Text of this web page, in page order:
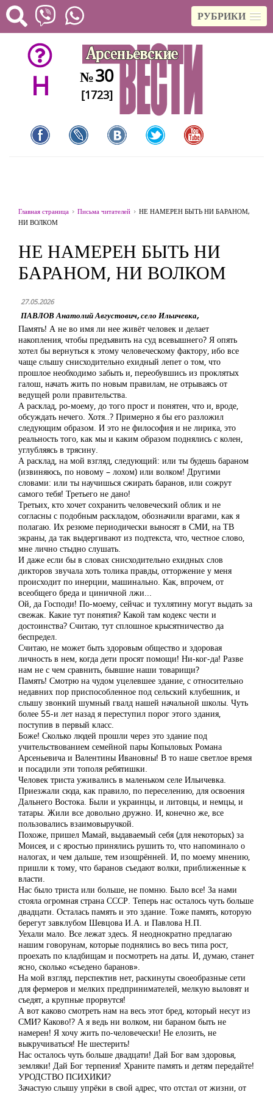
РУБРИКИ
H №30
[1723]
Главная страница Письма читателей
НЕ НАМЕРЕН БЫТЬ НИ БАРАНОМ,
НИ ВОЛКОМ
НЕ НАМЕРЕН БЫТЬ НИ
БАРАНОМ, НИ ВОЛКОМ
27.05.2026
ПАВЛОВ Анатолий Августович, село Ильичевка,
Память! А не во имя ли нее живёт человек и делает
накопления, чтобы предъявить на суд всевышнего? Я опять
хотел бы вернуться к этому человеческому фактору, ибо все
чаще слышу снисходительно ехидный лепет о том, что
прошлое необходимо забыть и, переобувшись из проклятых
галош, начать жить по новым правилам, не отрываясь от
ведущей роли правительства.
А расклад, ро-моему, до того прост и понятен, что и, вроде,
обсуждать нечего. Хотя..? Примерно я бы его разложил
следующим образом. И это не философия и не лирика, это
реальность того, как мы и каким образом поднялись с колен,
углубляясь в трясину.
А расклад, на мой взгляд, следующий: или ты будешь бараном
(извиняюсь, по новому – лохом) или волком! Другими
словами: или ты научишься сжирать баранов, или сожрут
самого тебя! Третьего не дано!
Третьих, кто хочет сохранить человеческий облик и не
согласны с подобным раскладом, обозначили врагами, как я
полагаю. Их резюме периодически выносят в СМИ, на ТВ
экраны, да так выдергивают из подтекста, что, честное слово,
мне лично стыдно слушать.
И даже если бы в словах снисходительно ехидных слов
дикторов звучала хоть толика правды, отторжение у меня
происходит по инерции, машинально. Как, впрочем, от
всеобщего бреда и циничной лжи...
Ой, да Господи! По-моему, сейчас и тухлятину могут выдать за
свежак. Какие тут понятия? Какой там кодекс чести и
достоинства? Считаю, тут сплошное крысятничество да
беспредел.
Считаю, не может быть здоровым общество и здоровая
личность в нем, когда дети просят помощи! Ни-ког-да! Разве
нам не с чем сравнить, бывшие наши товарищи?
Память! Смотрю на чудом уцелевшее здание, с относительно
недавних пор приспособленное под сельский клубешник, и
слышу звонкий шумный гвалд нашей начальной школы. Чуть
более 55-и лет назад я переступил порог этого здания,
поступив в первый класс.
Боже! Сколько людей прошли через это здание под
учительствованием семейной пары Копыловых Романа
Арсеньевича и Валентины Ивановны! В то наше светлое время
и посадили эти тополя ребятишки.
Человек триста уживались в маленьком селе Ильичевка.
Приезжали сюда, как правило, по переселению, для освоения
Дальнего Востока. Были и украинцы, и литовцы, и немцы, и
татары. Жили все довольно дружно. И, конечно же, все
пользовались взаимовыручкой.
Похоже, пришел Мамай, выдаваемый себя (для некоторых) за
Моисея, и с яростью принялись рушить то, что напоминало о
налогах, и чем дальше, тем изощрённей. И, по моему мнению,
пришли к тому, что баранов съедают волки, приближенные к
власти.
Нас было триста или больше, не помню. Было все! За нами
стояла огромная страна СССР. Теперь нас осталось чуть больше
двадцати. Осталась память и это здание. Тоже память, которую
берегут завклубом Шевцова И.А. и Павлова Н.П.
Уехали мало. Все лежат здесь. Я неоднократно предлагаю
нашим говорунам, которые поднялись во весь типа рост,
проехать по кладбищам и посмотреть на даты. И, думаю, станет
ясно, сколько «съедено баранов».
На мой взгляд, перспектив нет, раскинуты своеобразные сети
для фермеров и мелких предпринимателей, мелкую выловят и
съедят, а крупные прорвутся!
А вот каково смотреть нам на весь этот бред, который несут из
СМИ? Каково!? А я ведь ни волком, ни бараном быть не
намерен! Я хочу жить по-человечески! Не елозить, не
выкручиваться! Не шестерить!
Нас осталось чуть больше двадцати! Дай Бог вам здоровья,
земляки! Дай Бог терпения! Храните память и детям передайте!
УРОДСТВО ПСИХИКИ?
Зачастую слышу упрёки в свой адрес, что отстал от жизни, от